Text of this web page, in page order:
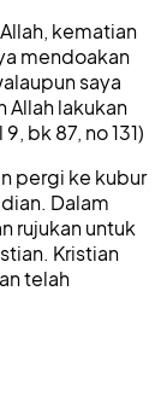
kematian
mendoakan
saya
Allah lakukan
bk 87, no 131)
pergi ke kubur
Dalam
rujukan untuk
Kristian
telah